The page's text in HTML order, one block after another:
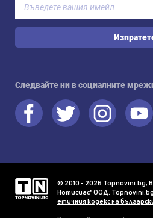
Следвайте ни в социалните
© 2010 - 2026 Topnovini.bg,
Нотисиас" ООД.
етичния кодекс на